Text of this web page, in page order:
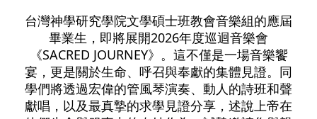
台灣神學研究學院文學碩士班教會音樂組的應屆
畢業生，即將展開2026年度巡迴音樂會
《SACRED JOURNEY》。這不僅是一場音樂饗
宴，更是關於生命、呼召與奉獻的集體見證。同
學們將透過宏偉的管風琴演奏、動人的詩班和聲
獻唱，以及最真摯的求學見證分享，述說上帝在